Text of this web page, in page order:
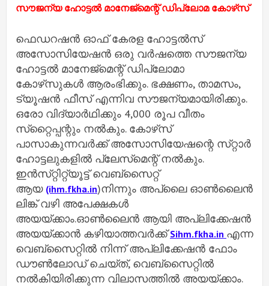
സൗജന്യ ഹോട്ടല്‍ മാനേജ്‌മെന്റ്‌ ഡിപ്ലോമ കോഴ്‌സ്‌
ഫെഡറഷന്‍ ഓഫ്‌ കേരള ഹോട്ടല്‍സ്‌
അസോസിയേഷന്‍ ഒരു വര്‍ഷത്തെ സൗജന്യ
ഹോട്ടല്‍ മാനേജ്‌മെന്റ്‌ ഡിപ്ലോമാ
കോഴ്‌സുകള്‍ ആരംഭിക്കും. ഭക്ഷണം, താമസം,
ട്യൂഷന്‍ ഫീസ്‌ എന്നിവ സൗജന്യമായിരിക്കും.
ഒരോ വിദ്യാര്‍ഥിക്കും 4,000 രൂപ വീതം
സ്‌റ്റൈപ്പന്റും നല്‍കും. കോഴ്‌സ്‌
പാസാകുന്നവര്‍ക്ക്‌ അസോസിയേഷന്റെ സ്‌റ്റാര്‍
ഹോട്ടലുകളില്‍ പ്ലേസ്‌മെന്റ്‌ നല്‍കും.
ഇന്‍സ്‌റ്റിറ്റ്യൂട്ട്‌ വെബ്‌സൈറ്റ്‌
ആയ (ihm.fkha.in)നിന്നും അപ്ലൈ ഓണ്‍ലൈന്‍
ലിങ്ക്‌ വഴി അപേക്ഷകള്‍
അയയ്‌ക്കാം.ഓണ്‍ലൈന്‍ ആയി അപ്ലിക്കേഷന്‍
അയയ്‌ക്കാന്‍ കഴിയാത്തവര്‍ക്ക്‌Sihm.fkha.in എന്ന
വെബ്‌സൈറ്റില്‍ നിന്ന്‌ അപ്ലിക്കേഷന്‍ ഫോം
ഡൗണ്‍ലോഡ്‌ ചെയ്‌ത്‌, വെബ്‌സൈറ്റില്‍
നല്‍കിയിരിക്കുന്ന വിലാസത്തില്‍ അയയ്‌ക്കാം.